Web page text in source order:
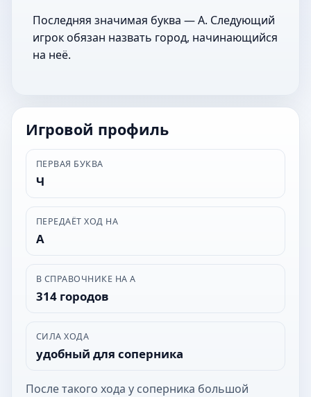
Последняя значимая буква — А. Следующий
игрок обязан назвать город, начинающийся
на неё.
Игровой профиль
ПЕРВАЯ БУКВА
Ч
ПЕРЕДАЁТ ХОД НА
А
В СПРАВОЧНИКЕ НА А
314 городов
СИЛА ХОДА
удобный для соперника
После такого хода у соперника большой